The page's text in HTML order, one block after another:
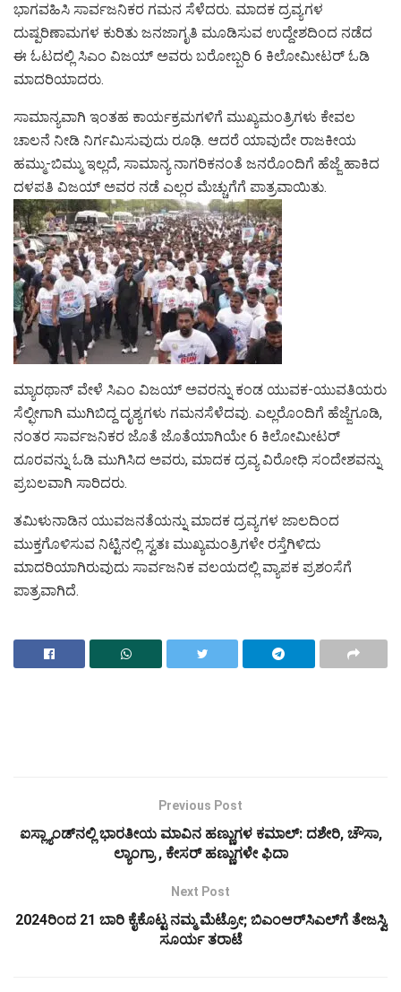
ಭಾಗವಹಿಸಿ ಸಾರ್ವಜನಿಕರ ಗಮನ ಸೆಳೆದರು. ಮಾದಕ ದ್ರವ್ಯಗಳ
ದುಷ್ಪರಿಣಾಮಗಳ ಕುರಿತು ಜನಜಾಗೃತಿ ಮೂಡಿಸುವ ಉದ್ದೇಶದಿಂದ ನಡೆದ
ಈ ಓಟದಲ್ಲಿ ಸಿಎಂ ವಿಜಯ್ ಅವರು ಬರೋಬ್ಬರಿ 6 ಕಿಲೋಮೀಟರ್ ಓಡಿ
ಮಾದರಿಯಾದರು.
ಸಾಮಾನ್ಯವಾಗಿ ಇಂತಹ ಕಾರ್ಯಕ್ರಮಗಳಿಗೆ ಮುಖ್ಯಮಂತ್ರಿಗಳು ಕೇವಲ
ಚಾಲನೆ ನೀಡಿ ನಿರ್ಗಮಿಸುವುದು ರೂಢಿ. ಆದರೆ ಯಾವುದೇ ರಾಜಕೀಯ
ಹಮ್ಮು-ಬಿಮ್ಮು ಇಲ್ಲದೆ, ಸಾಮಾನ್ಯ ನಾಗರಿಕನಂತೆ ಜನರೊಂದಿಗೆ ಹೆಜ್ಜೆ ಹಾಕಿದ
ದಳಪತಿ ವಿಜಯ್ ಅವರ ನಡೆ ಎಲ್ಲರ ಮೆಚ್ಚುಗೆಗೆ ಪಾತ್ರವಾಯಿತು.
ಮ್ಯಾರಥಾನ್ ವೇಳೆ ಸಿಎಂ ವಿಜಯ್ ಅವರನ್ನು ಕಂಡ ಯುವಕ-ಯುವತಿಯರು
ಸೆಲ್ಫೀಗಾಗಿ ಮುಗಿಬಿದ್ದ ದೃಶ್ಯಗಳು ಗಮನಸೆಳೆದವು. ಎಲ್ಲರೊಂದಿಗೆ ಹೆಜ್ಜೆಗೂಡಿ,
ನಂತರ ಸಾರ್ವಜನಿಕರ ಜೊತೆ ಜೊತೆಯಾಗಿಯೇ 6 ಕಿಲೋಮೀಟರ್
ದೂರವನ್ನು ಓಡಿ ಮುಗಿಸಿದ ಅವರು, ಮಾದಕ ದ್ರವ್ಯ ವಿರೋಧಿ ಸಂದೇಶವನ್ನು
ಪ್ರಬಲವಾಗಿ ಸಾರಿದರು.
ತಮಿಳುನಾಡಿನ ಯುವಜನತೆಯನ್ನು ಮಾದಕ ದ್ರವ್ಯಗಳ ಜಾಲದಿಂದ
ಮುಕ್ತಗೊಳಿಸುವ ನಿಟ್ಟಿನಲ್ಲಿ ಸ್ವತಃ ಮುಖ್ಯಮಂತ್ರಿಗಳೇ ರಸ್ತೆಗಿಳಿದು
ಮಾದರಿಯಾಗಿರುವುದು ಸಾರ್ವಜನಿಕ ವಲಯದಲ್ಲಿ ವ್ಯಾಪಕ ಪ್ರಶಂಸೆಗೆ
ಪಾತ್ರವಾಗಿದೆ.
Previous Post
ಐಸ್ಲ್ಯಾಂಡ್‌ನಲ್ಲಿ ಭಾರತೀಯ ಮಾವಿನ ಹಣ್ಣುಗಳ ಕಮಾಲ್: ದಶೇರಿ, ಚೌಸಾ,
ಲ್ಯಾಂಗ್ರಾ , ಕೇಸರ್ ಹಣ್ಣುಗಳೇ ಫಿದಾ
Next Post
2024ರಿಂದ 21 ಬಾರಿ ಕೈಕೊಟ್ಟ ನಮ್ಮ ಮೆಟ್ರೋ; ಬಿಎಂಆರ್‌ಸಿಎಲ್‌ಗೆ ತೇಜಸ್ವಿ
ಸೂರ್ಯ ತರಾಟೆ